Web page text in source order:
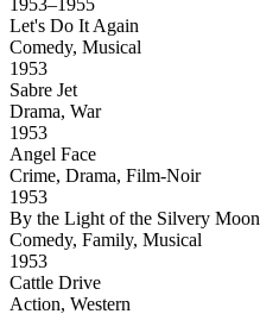
1953–1955
Let's Do It Again
Comedy, Musical
1953
Sabre Jet
Drama, War
1953
Angel Face
Crime, Drama, Film-Noir
1953
By the Light of the Silvery Moon
Comedy, Family, Musical
1953
Cattle Drive
Action, Western